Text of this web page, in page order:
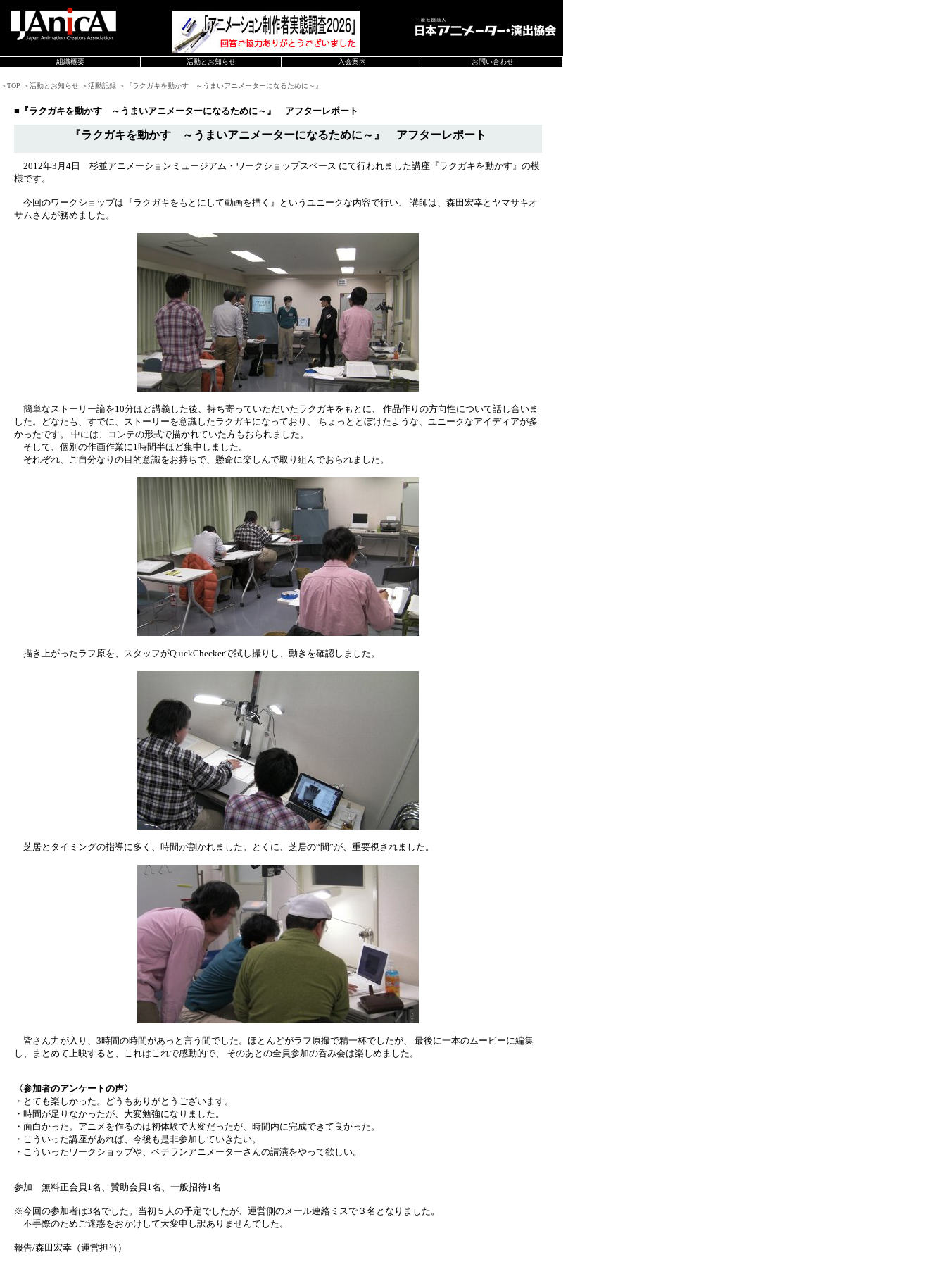
組織概要 活動とお知らせ 入会案内 お問い合わせ
＞TOP ＞活動とお知らせ ＞活動記録 ＞『ラクガキを動かす ～うまいアニメーターになるために～』
■『ラクガキを動かす ～うまいアニメーターになるために～』 アフターレポート
『ラクガキを動かす ～うまいアニメーターになるために～』 アフターレポート
2012年3月4日 杉並アニメーションミュージアム・ワークショップスペース にて行われました講座『ラクガキを動かす』の模
様です。
今回のワークショップは『ラクガキをもとにして動画を描く』というユニークな内容で行い、 講師は、森田宏幸とヤマサキオ
サムさんが務めました。
簡単なストーリー論を10分ほど講義した後、持ち寄っていただいたラクガキをもとに、 作品作りの方向性について話し合いま
した。どなたも、すでに、ストーリーを意識したラクガキになっており、 ちょっととぼけたような、ユニークなアイディアが多
かったです。 中には、コンテの形式で描かれていた方もおられました。
そして、個別の作画作業に1時間半ほど集中しました。
それぞれ、ご自分なりの目的意識をお持ちで、懸命に楽しんで取り組んでおられました。
描き上がったラフ原を、スタッフがQuickCheckerで試し撮りし、動きを確認しました。
芝居とタイミングの指導に多く、時間が割かれました。とくに、芝居の“間”が、重要視されました。
皆さん力が入り、3時間の時間があっと言う間でした。ほとんどがラフ原撮で精一杯でしたが、 最後に一本のムービーに編集
し、まとめて上映すると、これはこれで感動的で、 そのあとの全員参加の呑み会は楽しめました。
〈参加者のアンケートの声〉
・とても楽しかった。どうもありがとうございます。
・時間が足りなかったが、大変勉強になりました。
・面白かった。アニメを作るのは初体験で大変だったが、時間内に完成できて良かった。
・こういった講座があれば、今後も是非参加していきたい。
・こういったワークショップや、ベテランアニメーターさんの講演をやって欲しい。
参加 無料正会員1名、賛助会員1名、一般招待1名
※今回の参加者は3名でした。当初５人の予定でしたが、運営側のメール連絡ミスで３名となりました。
不手際のためご迷惑をおかけして大変申し訳ありませんでした。
報告/森田宏幸（運営担当）